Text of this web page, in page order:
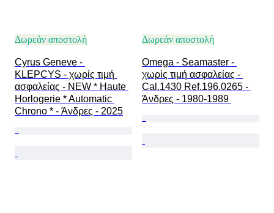
Δωρεάν αποστολή
Cyrus Geneve -
KLEPCYS - χωρίς τιμή
ασφαλείας - NEW * Haute
Horlogerie * Automatic
Chrono * - Άνδρες - 2025
Δωρεάν αποστολή
Omega - Seamaster -
χωρίς τιμή ασφαλείας -
Cal.1430 Ref.196.0265 -
Άνδρες - 1980-1989